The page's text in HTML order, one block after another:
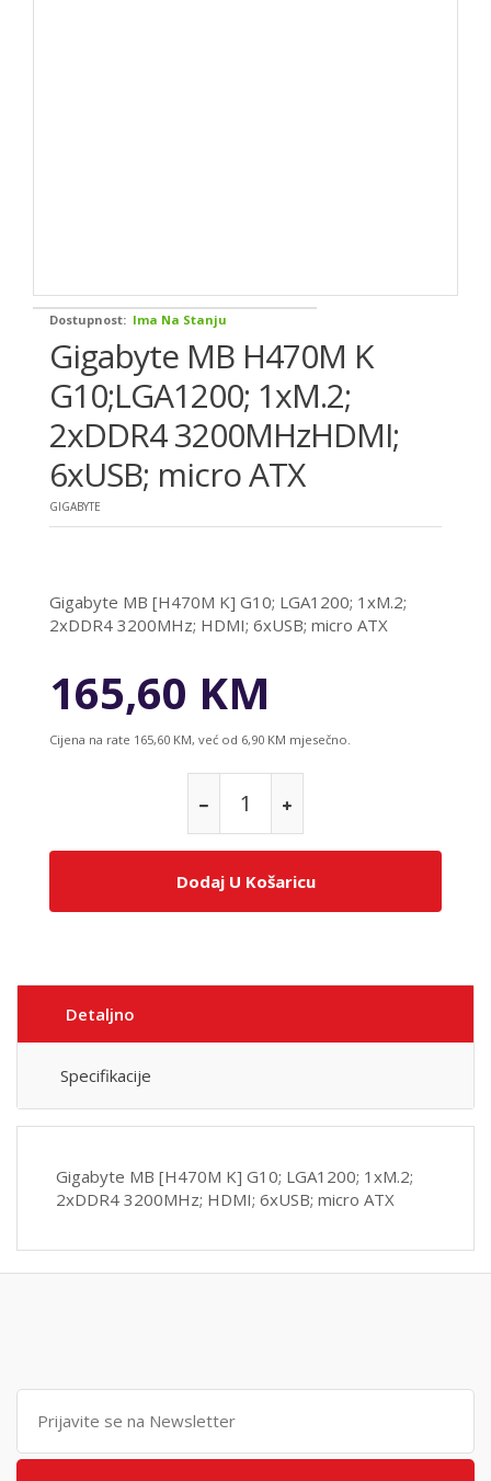
Dostupnost: Ima Na Stanju
Gigabyte MB H470M K
G10;LGA1200; 1xM.2;
2xDDR4 3200MHzHDMI;
6xUSB; micro ATX
GIGABYTE
Gigabyte MB [H470M K] G10; LGA1200; 1xM.2;
2xDDR4 3200MHz; HDMI; 6xUSB; micro ATX
165,60 KM
Cijena na rate 165,60 KM, već od 6,90 KM mjesečno.
Dodaj U Košaricu
Detaljno
Specifikacije
Gigabyte MB [H470M K] G10; LGA1200; 1xM.2;
2xDDR4 3200MHz; HDMI; 6xUSB; micro ATX